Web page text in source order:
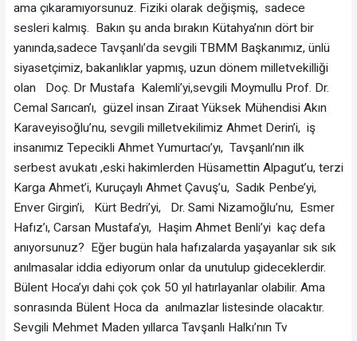
ama çıkaramıyorsunuz. Fiziki olarak değişmiş, sadece
sesleri kalmış. Bakın şu anda bırakın Kütahya’nın dört bir
yanında,sadece Tavşanlı’da sevgili TBMM Başkanımız, ünlü
siyasetçimiz, bakanlıklar yapmış, uzun dönem milletvekilliği
olan Doç. Dr Mustafa Kalemli’yi,sevgili Moymullu Prof. Dr.
Cemal Sarıcan’ı, güzel insan Ziraat Yüksek Mühendisi Akın
Karaveyisoğlu’nu, sevgili milletvekilimiz Ahmet Derin’i, iş
insanımız Tepecikli Ahmet Yumurtacı’yı, Tavşanlı’nın ilk
serbest avukatı ,eski hakimlerden Hüsamettin Alpagut’u, terzi
Karga Ahmet’i, Kuruçaylı Ahmet Çavuş’u, Sadık Penbe’yi,
Enver Girgin’i, Kürt Bedri’yi, Dr. Sami Nizamoğlu’nu, Esmer
Hafız’ı, Carsan Mustafa’yı, Haşim Ahmet Benli’yi kaç defa
anıyorsunuz? Eğer bugün hala hafızalarda yaşayanlar sık sık
anılmasalar iddia ediyorum onlar da unutulup gideceklerdir.
Bülent Hoca’yı dahi çok çok 50 yıl hatırlayanlar olabilir. Ama
sonrasında Bülent Hoca da anılmazlar listesinde olacaktır.
Sevgili Mehmet Maden yıllarca Tavşanlı Halkı’nın Tv